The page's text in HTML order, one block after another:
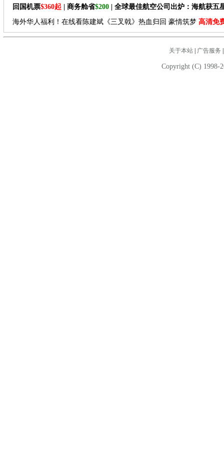
回国机票$360起 | 商务舱省$200 | 全球最佳航空公司出炉：海航获五
海外华人福利！在线看陈建斌《三叉戟》热血归回 豪情筑梦 高清免
关于本站| 广告服务
Copyright (C) 1998-